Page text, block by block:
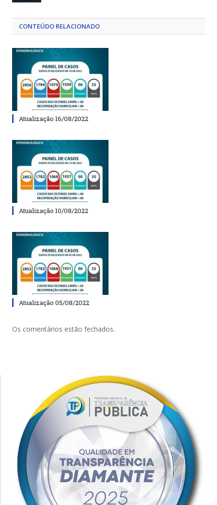
CONTEÚDO RELACIONADO
Atualização 16/08/2022
Atualização 10/08/2022
Atualização 05/08/2022
Os comentários estão fechados.